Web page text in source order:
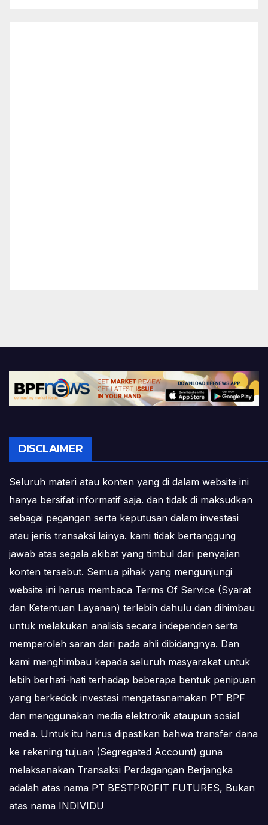
DISCLAIMER
Seluruh materi atau konten yang di dalam website ini
hanya bersifat informatif saja. dan tidak di maksudkan
sebagai pegangan serta keputusan dalam investasi
atau jenis transaksi lainya. kami tidak bertanggung
jawab atas segala akibat yang timbul dari penyajian
konten tersebut. Semua pihak yang mengunjungi
website ini harus membaca Terms Of Service (Syarat
dan Ketentuan Layanan) terlebih dahulu dan dihimbau
untuk melakukan analisis secara independen serta
memperoleh saran dari pada ahli dibidangnya. Dan
kami menghimbau kepada seluruh masyarakat untuk
lebih berhati-hati terhadap beberapa bentuk penipuan
yang berkedok investasi mengatasnamakan PT BPF
dan menggunakan media elektronik ataupun sosial
media. Untuk itu harus dipastikan bahwa transfer dana
ke rekening tujuan (Segregated Account) guna
melaksanakan Transaksi Perdagangan Berjangka
adalah atas nama PT BESTPROFIT FUTURES, Bukan
atas nama INDIVIDU